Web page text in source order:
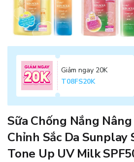
Giảm ngay 20K
T08FS20K
Sữa Chống Nắng
Chỉnh Sắc Da Sunplay
Tone Up UV Milk